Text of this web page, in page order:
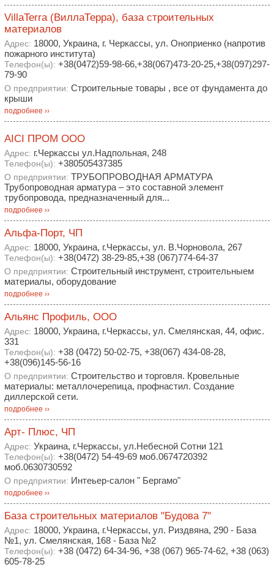
VillaTerra (ВиллаТерра), база строительных
материалов
Адрес: 18000, Украина, г. Черкассы, ул. Оноприенко (напротив
пожарного института)
Телефон(ы): +38(0472)59-98-66,+38(067)473-20-25,+38(097)297-
79-90
О предприятии: Строительные товары , все от фундамента до
крыши
подробнее ››
АІСІ ПРОМ ООО
Адрес: г.Черкассы ул.Надпольная, 248
Телефон(ы): +380505437385
О предприятии: ТРУБОПРОВОДНАЯ АРМАТУРА
Трубопроводная арматура – ​​это составной элемент
трубопровода, предназначенный для...
подробнее ››
Альфа-Порт, ЧП
Адрес: 18000, Украина, г.Черкассы, ул. В.Чорновола, 267
Телефон(ы): +38(0472) 38-29-85,+38 (067)774-64-37
О предприятии: Строительный инструмент, строительныем
материалы, оборудование
подробнее ››
Альянс Профиль, ООО
Адрес: 18000, Украина, г.Черкассы, ул. Смелянская, 44, офис.
331
Телефон(ы): +38 (0472) 50-02-75, +38(067) 434-08-28,
+38(096)145-56-16
О предприятии: Строительство и торговля. Кровельные
материалы: металлочерепица, профнастил. Создание
диллерской сети.
подробнее ››
Арт- Плюс, ЧП
Адрес: Украина, г.Черкассы, ул.Небесной Сотни 121
Телефон(ы): +38(0472) 54-49-69 моб.0674720392
моб.0630730592
О предприятии: Интеьер-салон " Бергамо"
подробнее ››
База строительных материалов "Будова 7"
Адрес: 18000, Украина, г.Черкассы, ул. Риздвяна, 290 - База
№1, ул. Смелянская, 168 - База №2
Телефон(ы): +38 (0472) 64-34-96, +38 (067) 965-74-62, +38 (063)
605-78-25